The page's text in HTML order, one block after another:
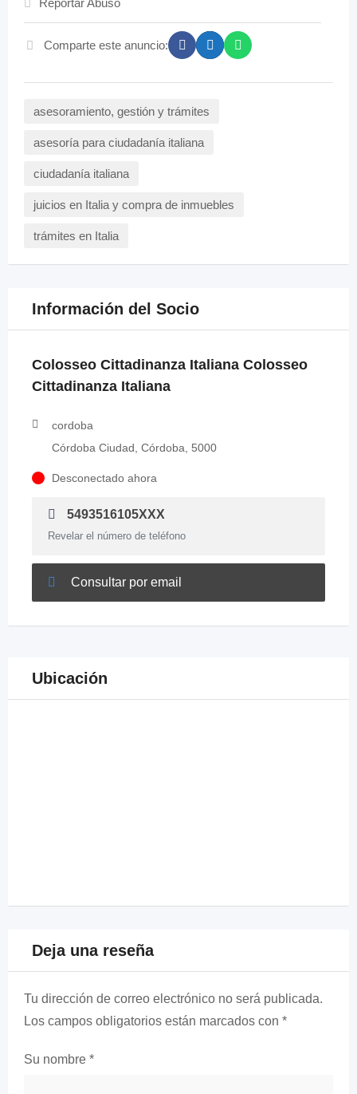
Reportar Abuso
Comparte este anuncio:
asesoramiento, gestión y trámites
asesoría para ciudadanía italiana
ciudadanía italiana
juicios en Italia y compra de inmuebles
trámites en Italia
Información del Socio
Colosseo Cittadinanza Italiana Colosseo
Cittadinanza Italiana
cordoba
Córdoba Ciudad, Córdoba, 5000
Desconectado ahora
5493516105XXX
Revelar el número de teléfono
Consultar por email
Ubicación
Deja una reseña
Tu dirección de correo electrónico no será publicada.
Los campos obligatorios están marcados con *
Su nombre *